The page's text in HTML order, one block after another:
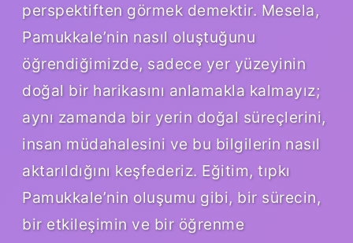
perspektiften görmek demektir. Mesela,
Pamukkale’nin nasıl oluştuğunu
öğrendiğimizde, sadece yer yüzeyinin
doğal bir harikasını anlamakla kalmayız;
aynı zamanda bir yerin doğal süreçlerini,
insan müdahalesini ve bu bilgilerin nasıl
aktarıldığını keşfederiz. Eğitim, tıpkı
Pamukkale’nin oluşumu gibi, bir sürecin,
bir etkileşimin ve bir öğrenme